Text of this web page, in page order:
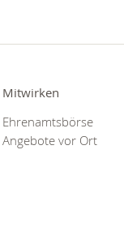
Mitwirken
Ehrenamtsbörse
Angebote vor Ort